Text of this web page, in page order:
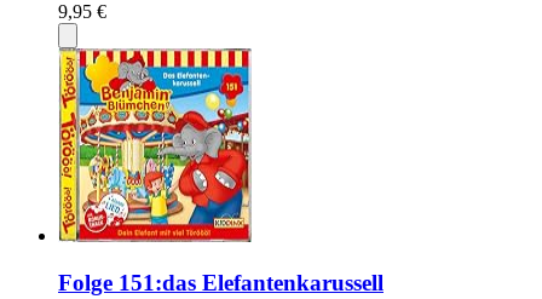
9,95 €
Folge 151:das Elefantenkarussell